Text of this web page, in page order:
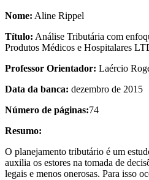
Nome: Aline Rippel
Título: Análise Tributária com
Produtos Médicos e Hospitalares
Professor Orientador: Laércio
Data da banca: dezembro de 2015
Número de páginas:74
Resumo:
O planejamento tributário é um
auxilia os estores na tomada de
legais e menos onerosas. Para isso